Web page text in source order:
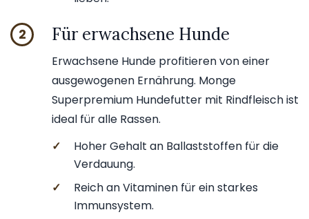
2 Für erwachsene Hunde
Erwachsene Hunde profitieren von einer
ausgewogenen Ernährung. Monge
Superpremium Hundefutter mit Rindfleisch ist
ideal für alle Rassen.
✓
Hoher Gehalt an Ballaststoffen für die
Verdauung.
✓
Reich an Vitaminen für ein starkes
Immunsystem.